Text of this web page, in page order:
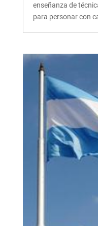
enseñanza de
para personar con